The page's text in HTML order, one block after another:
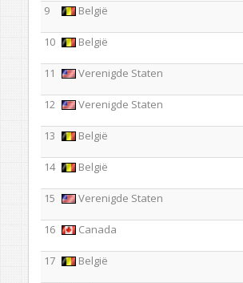
9
België
10
België
11
Verenigde Staten
12
Verenigde Staten
13
België
14
België
15
Verenigde Staten
16
Canada
17
België